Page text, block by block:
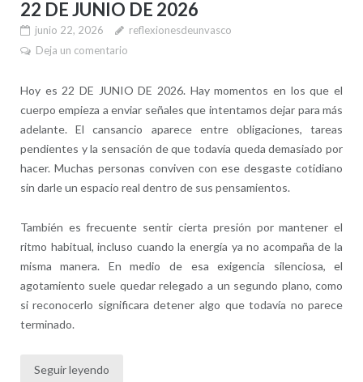
22 DE JUNIO DE 2026
junio 22, 2026
reflexionesdeunvasco
Deja un comentario
Hoy es 22 DE JUNIO DE 2026. Hay momentos en los que el
cuerpo empieza a enviar señales que intentamos dejar para más
adelante. El cansancio aparece entre obligaciones, tareas
pendientes y la sensación de que todavía queda demasiado por
hacer. Muchas personas conviven con ese desgaste cotidiano
sin darle un espacio real dentro de sus pensamientos.
También es frecuente sentir cierta presión por mantener el
ritmo habitual, incluso cuando la energía ya no acompaña de la
misma manera. En medio de esa exigencia silenciosa, el
agotamiento suele quedar relegado a un segundo plano, como
si reconocerlo significara detener algo que todavía no parece
terminado.
Seguir leyendo